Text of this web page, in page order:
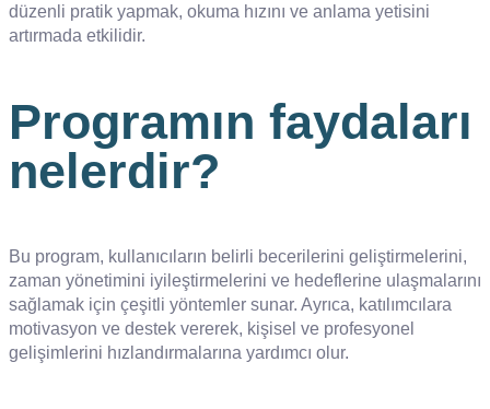
düzenli pratik yapmak, okuma hızını ve anlama yetisini
artırmada etkilidir.
Programın faydaları
nelerdir?
Bu program, kullanıcıların belirli becerilerini geliştirmelerini,
zaman yönetimini iyileştirmelerini ve hedeflerine ulaşmalarını
sağlamak için çeşitli yöntemler sunar. Ayrıca, katılımcılara
motivasyon ve destek vererek, kişisel ve profesyonel
gelişimlerini hızlandırmalarına yardımcı olur.